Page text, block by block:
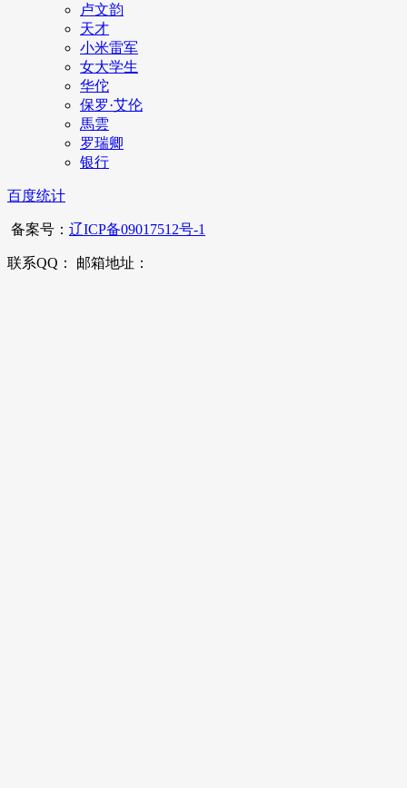
卢文韵
天才
小米雷军
女大学生
华佗
保罗·艾伦
馬雲
罗瑞卿
银行
百度统计
备案号： 辽ICP备09017512号-1
联系QQ： 邮箱地址：